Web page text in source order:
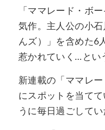
「ママレード・ボ
気作。主人公の小
んズ）」を含めた6
惹かれていく…とい
新連載の「ママレ
にスポットを当て
うに毎日過ごして